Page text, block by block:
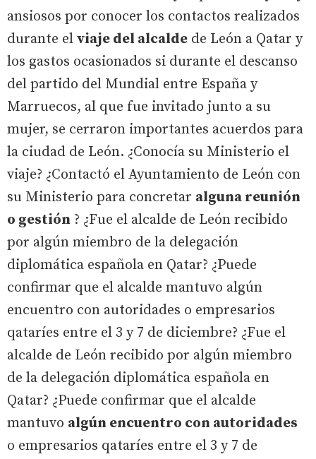
ansiosos por conocer los contactos realizados
durante el viaje del alcalde de León a Qatar y
los gastos ocasionados si durante el descanso
del partido del Mundial entre España y
Marruecos, al que fue invitado junto a su
mujer, se cerraron importantes acuerdos para
la ciudad de León. ¿Conocía su Ministerio el
viaje? ¿Contactó el Ayuntamiento de León con
su Ministerio para concretar alguna reunión
o gestión ? ¿Fue el alcalde de León recibido
por algún miembro de la delegación
diplomática española en Qatar? ¿Puede
confirmar que el alcalde mantuvo algún
encuentro con autoridades o empresarios
qataríes entre el 3 y 7 de diciembre? ¿Fue el
alcalde de León recibido por algún miembro
de la delegación diplomática española en
Qatar? ¿Puede confirmar que el alcalde
mantuvo algún encuentro con autoridades
o empresarios qataríes entre el 3 y 7 de